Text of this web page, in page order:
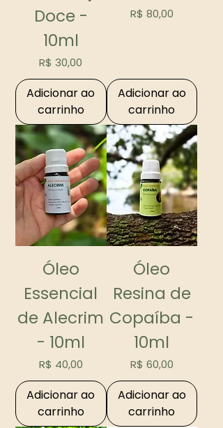
Doce -
10ml
Preço
R$ 30,00
Adicionar ao
carrinho
Preço
R$ 80,00
Adicionar ao
carrinho
Óleo
Essencial
de Alecrim
- 10ml
Preço
R$ 40,00
Adicionar ao
carrinho
Óleo
Resina de
Copaíba -
10ml
Preço
R$ 60,00
Adicionar ao
carrinho